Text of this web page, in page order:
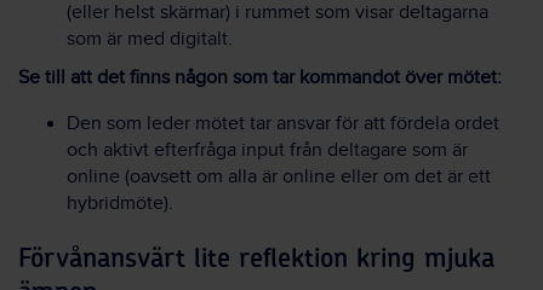
(eller helst skärmar) i rummet som visar deltagarna
som är med digitalt.
Se till att det finns någon som tar kommandot över mötet:
Den som leder mötet tar ansvar för att fördela ordet
och aktivt efterfråga input från deltagare som är
online (oavsett om alla är online eller om det är ett
hybridmöte).
Förvånansvärt lite reflektion kring mjuka